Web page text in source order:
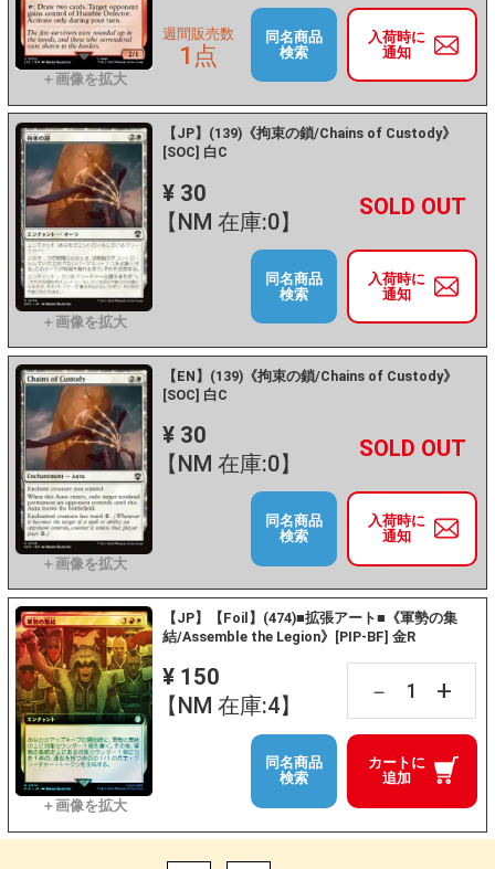
入荷時に
通知
週間販売数
1点
同名商品
検索
【JP】(139)《拘束の鎖/Chains of Custody》
[SOC] 白C
¥ 30
【NM 在庫:0】
－ +
入荷時に
通知
同名商品
検索
【EN】(139)《拘束の鎖/Chains of Custody》
[SOC] 白C
¥ 30
【NM 在庫:0】
－ +
入荷時に
通知
同名商品
検索
【JP】【Foil】(474)■拡張アート■《軍勢の集
結/Assemble the Legion》[PIP-BF] 金R
¥ 150
【NM 在庫:4】
－ +
カートに
追加
同名商品
検索